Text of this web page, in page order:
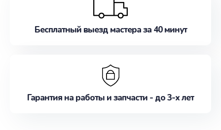
Бесплатный выезд мастера за 40 минут
Гарантия на работы и запчасти - до 3-х лет